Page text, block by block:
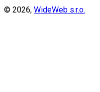
© 2026, WideWeb s.r.o.